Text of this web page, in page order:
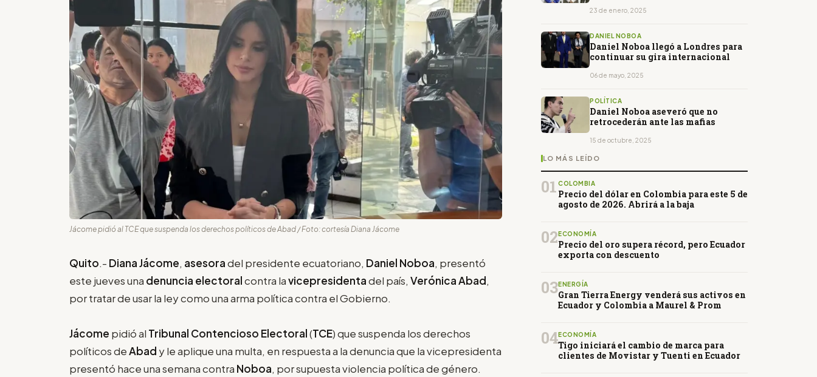
Jácome pidió al TCE que suspenda los derechos políticos de Abad / Foto: cortesía Diana Jácome
Quito.- Diana Jácome, asesoradel presidente ecuatoriano, Daniel Noboa, presentó
este jueves una denuncia electoralcontra lavicepresidentadel país, Verónica Abad,
por tratar de usar la ley como una arma política contra el Gobierno.
Jácome pidió al Tribunal Contencioso Electoral(TCE) que suspenda los derechos
políticos deAbad y le aplique una multa, en respuesta a la denuncia que la vicepresidenta
presentó hace una semana contra Noboa, por supuesta violencia política de género.
23 de enero, 2025
DANIEL NOBOA
Daniel Noboa llegó a Londres para
continuar su gira internacional
06 de mayo, 2025
POLÍTICA
Daniel Noboa aseveró que no
retrocederán ante las mafias
15 de octubre, 2025
LO MÁS LEÍDO
01 COLOMBIA
Precio del dólar en Colombia para este 5 de
agosto de 2026. Abrirá a la baja
02 ECONOMÍA
Precio del oro supera récord, pero Ecuador
exporta con descuento
03ENERGÍA
Gran Tierra Energy venderá sus activos en
Ecuador y Colombia a Maurel & Prom
04ECONOMÍA
Tigo iniciará el cambio de marca para
clientes de Movistar y Tuenti en Ecuador